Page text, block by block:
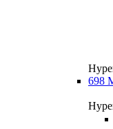
698